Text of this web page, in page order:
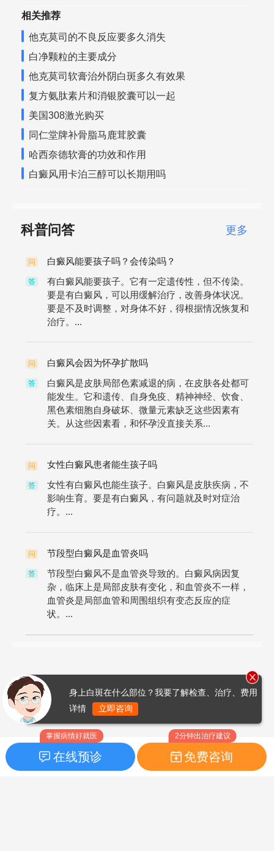
相关推荐
他克莫司的不良反应要多久消失
白净颗粒的主要成分
他克莫司软膏治外阴白斑多久有效果
复方氨肽素片和消银胶囊可以一起
美国308激光购买
同仁堂牌补骨脂马鹿茸胶囊
哈西奈德软膏的功效和作用
白癜风用卡泊三醇可以长期用吗
科普问答 更多
问 白癜风能要孩子吗？会传染吗？
答
有白癜风能要孩子。它有一定遗传性，但不传染。
要是有白癜风，可以用缓解治疗，改善身体状况。
要是不及时调整，对身体不好，得根据情况恢复和
治疗。...
问 白癜风会因为怀孕扩散吗
答
白癜风是皮肤局部色素减退的病，在皮肤各处都可
能发生。它和遗传、自身免疫、精神神经、饮食、
黑色素细胞自身破坏、微量元素缺乏这些因素有
关。从这些因素看，和怀孕没直接关系...
问 女性白癜风患者能生孩子吗
答
女性有白癜风也能生孩子。白癜风是皮肤疾病，不
影响生育。要是有白癜风，有问题就及时对症治
疗。...
问 节段型白癜风是血管炎吗
答
节段型白癜风不是血管炎导致的。白癜风病因复
杂，临床上是局部皮肤有变化，和血管炎不一样，
血管炎是局部血管和周围组织有变态反应的症
状。...
掌握病情好就医
在线预诊
2分钟出治疗建议
免费咨询
身上白斑在什么部位？我要了解检查、治疗、费用
详情
立即咨询